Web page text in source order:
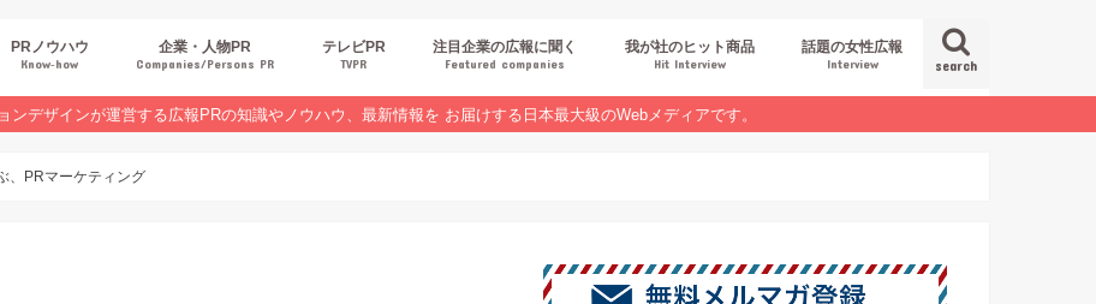
search
PRノウハウ
Know‐how
広報スキルUP
商品・サービスPR
デジタルPR
PRトレンド
イベントPR
業界コラム
オンラインセミナーレポート
企業・人物PR
Companies/Persons PR
テレビPR
TVPR
注目企業の広報に聞く
Featured companies
我が社のヒット商品
Hit Interview
話題の女性広報
Interview
ンデザインが運営する広報PRの知識やノウハウ、最新情報を お届けする日本最大級のWebメディアです。
、PRマーケティング